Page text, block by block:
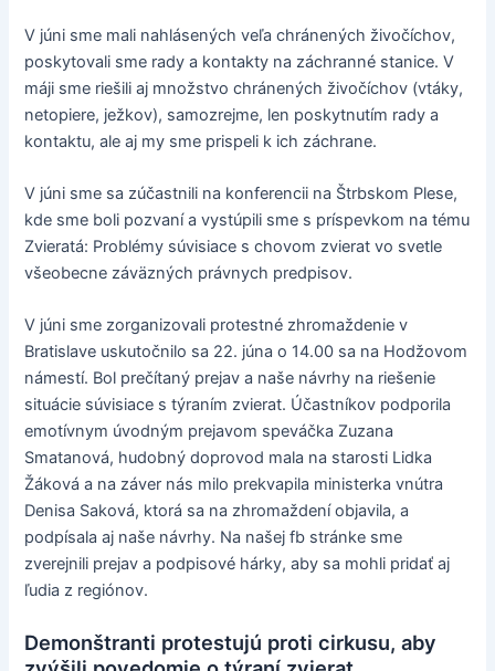
V júni sme mali nahlásených veľa chránených živočíchov,
poskytovali sme rady a kontakty na záchranné stanice. V
máji sme riešili aj množstvo chránených živočíchov (vtáky,
netopiere, ježkov), samozrejme, len poskytnutím rady a
kontaktu, ale aj my sme prispeli k ich záchrane.
V júni sme sa zúčastnili na konferencii na Štrbskom Plese,
kde sme boli pozvaní a vystúpili sme s príspevkom na tému
Zvieratá: Problémy súvisiace s chovom zvierat vo svetle
všeobecne záväzných právnych predpisov.
V júni sme zorganizovali protestné zhromaždenie v
Bratislave uskutočnilo sa 22. júna o 14.00 sa na Hodžovom
námestí. Bol prečítaný prejav a naše návrhy na riešenie
situácie súvisiace s týraním zvierat. Účastníkov podporila
emotívnym úvodným prejavom speváčka Zuzana
Smatanová, hudobný doprovod mala na starosti Lidka
Žáková a na záver nás milo prekvapila ministerka vnútra
Denisa Saková, ktorá sa na zhromaždení objavila, a
podpísala aj naše návrhy. Na našej fb stránke sme
zverejnili prejav a podpisové hárky, aby sa mohli pridať aj
ľudia z regiónov.
Demonštranti protestujú proti cirkusu, aby